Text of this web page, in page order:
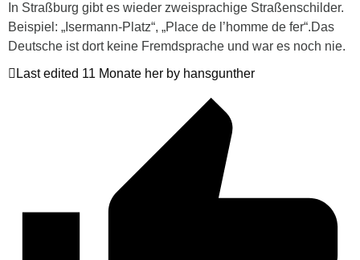
In Straßburg gibt es wieder zweisprachige Straßenschilder.
Beispiel: „Isermann-Platz“, „Place de l’homme de fer“.Das
Deutsche ist dort keine Fremdsprache und war es noch nie.
Last edited 11 Monate her by hansgunther